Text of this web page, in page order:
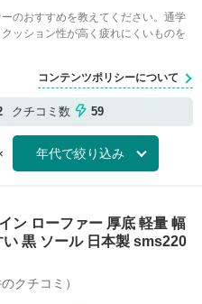
のおすすめを教えてください。通学
ッション性が高く疲れにくいものを
コンテンツポリシーについて
クチコミ数 59
ン ローファー 厚底 軽量 幅
黒 ソール 日本製 sms220
クチコミ）